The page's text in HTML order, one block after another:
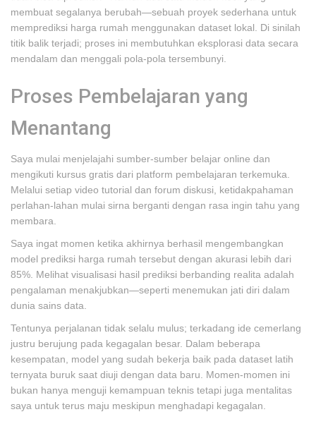
membuat segalanya berubah—sebuah proyek sederhana untuk
memprediksi harga rumah menggunakan dataset lokal. Di sinilah
titik balik terjadi; proses ini membutuhkan eksplorasi data secara
mendalam dan menggali pola-pola tersembunyi.
Proses Pembelajaran yang
Menantang
Saya mulai menjelajahi sumber-sumber belajar online dan
mengikuti kursus gratis dari platform pembelajaran terkemuka.
Melalui setiap video tutorial dan forum diskusi, ketidakpahaman
perlahan-lahan mulai sirna berganti dengan rasa ingin tahu yang
membara.
Saya ingat momen ketika akhirnya berhasil mengembangkan
model prediksi harga rumah tersebut dengan akurasi lebih dari
85%. Melihat visualisasi hasil prediksi berbanding realita adalah
pengalaman menakjubkan—seperti menemukan jati diri dalam
dunia sains data.
Tentunya perjalanan tidak selalu mulus; terkadang ide cemerlang
justru berujung pada kegagalan besar. Dalam beberapa
kesempatan, model yang sudah bekerja baik pada dataset latih
ternyata buruk saat diuji dengan data baru. Momen-momen ini
bukan hanya menguji kemampuan teknis tetapi juga mentalitas
saya untuk terus maju meskipun menghadapi kegagalan.